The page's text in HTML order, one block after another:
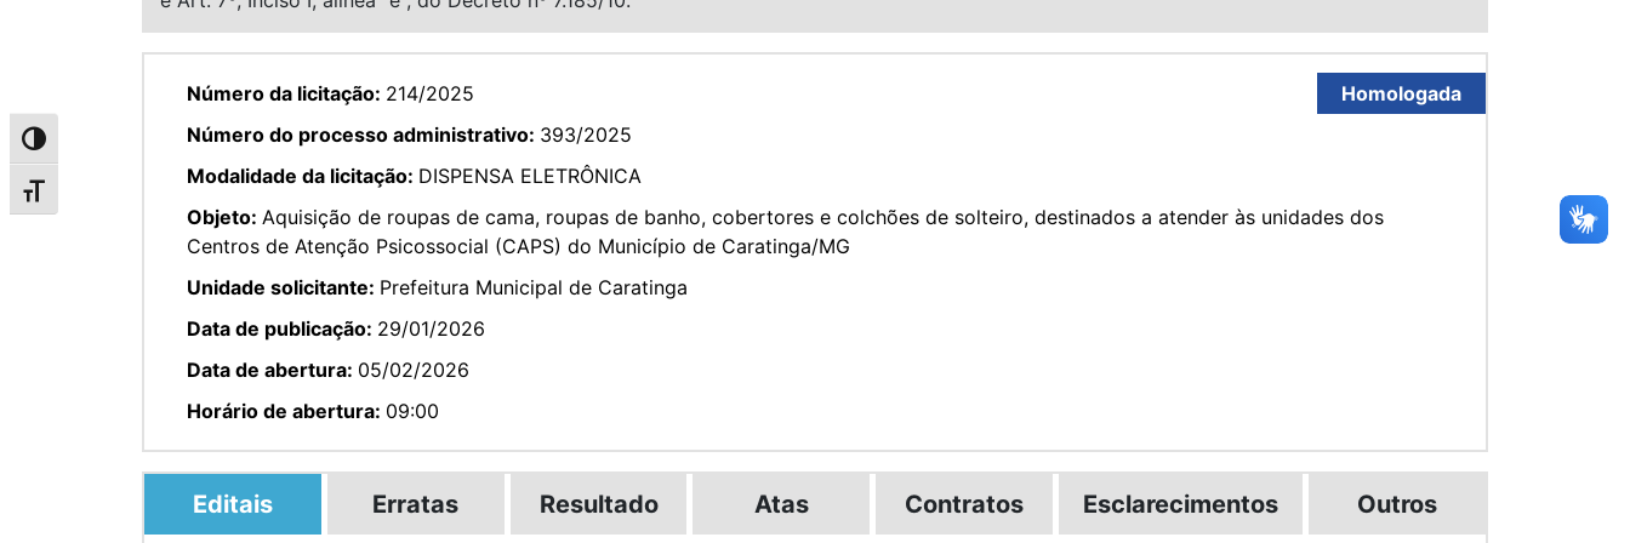
Alternar alto contraste
Alternar tamanho da fonte
Homologada
Número da licitação: 214/2025
Número do processo administrativo: 393/2025
Modalidade da licitação: DISPENSA ELETRÔNICA
Objeto: Aquisição de roupas de cama, roupas de banho, cobertores e colchões de solteiro, destinados a atender às unidades dos
Centros de Atenção Psicossocial (CAPS) do Município de Caratinga/MG
Unidade solicitante: Prefeitura Municipal de Caratinga
Data de publicação: 29/01/2026
Data de abertura: 05/02/2026
Horário de abertura: 09:00
Editais Erratas Resultado Atas Contratos Esclarecimentos Outros